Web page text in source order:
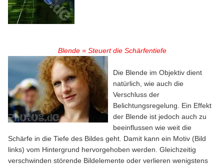
Blende = Steuert die Schärfentiefe
Die Blende im Objektiv dient
natürlich, wie auch die
Verschluss der
Belichtungsregelung. Ein Effekt
der Blende ist jedoch auch zu
beeinflussen wie weit die
Schärfe in die Tiefe des Bildes geht. Damit kann ein Motiv (Bild
links) vom Hintergrund hervorgehoben werden. Gleichzeitig
verschwinden störende Bildelemente oder verlieren wenigstens